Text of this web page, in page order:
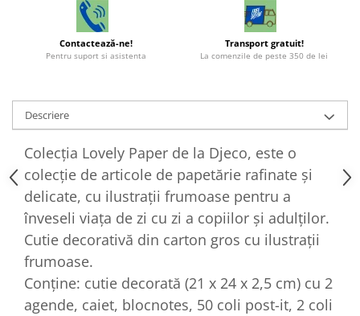
Contactează-ne!
Pentru suport si asistenta
Transport gratuit!
La comenzile de peste 350 de lei
Descriere
Colecția Lovely Paper de la Djeco, este o
colecție de articole de papetărie rafinate și
delicate, cu ilustrații frumoase pentru a
înveseli viața de zi cu zi a copiilor și adulților.
Cutie decorativă din carton gros cu ilustrații
frumoase.
Conține: cutie decorată (21 x 24 x 2,5 cm) cu 2
agende, caiet, blocnotes, 50 coli post-it, 2 coli